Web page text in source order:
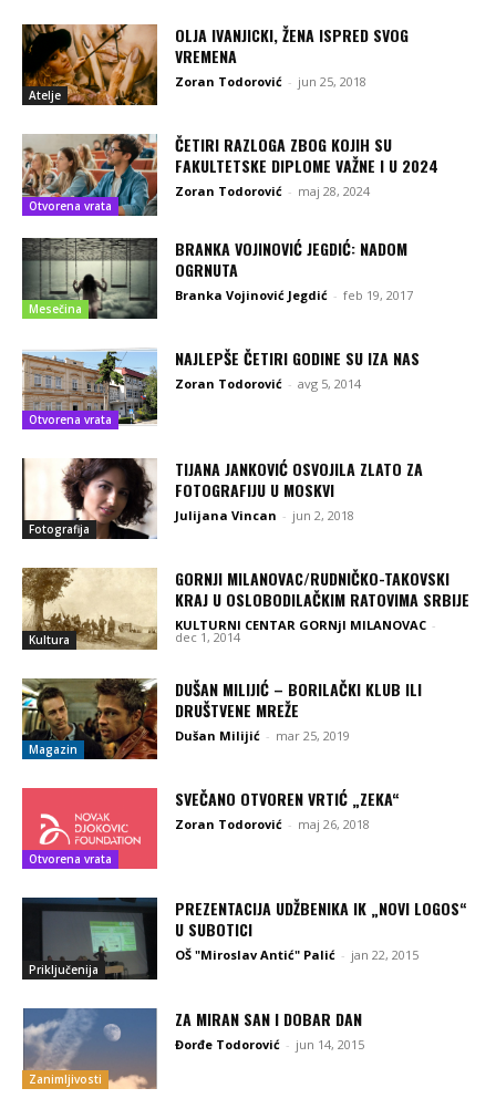
Atelje
OLJA IVANJICKI, ŽENA ISPRED SVOG
VREMENA
Zoran Todorović - jun 25, 2018
Otvorena vrata
ČETIRI RAZLOGA ZBOG KOJIH SU
FAKULTETSKE DIPLOME VAŽNE I U 2024
Zoran Todorović - maj 28, 2024
Mesečina
BRANKA VOJINOVIĆ JEGDIĆ: NADOM
OGRNUTA
Branka Vojinović Jegdić - feb 19, 2017
Otvorena vrata
NAJLEPŠE ČETIRI GODINE SU IZA NAS
Zoran Todorović - avg 5, 2014
Fotografija
TIJANA JANKOVIĆ OSVOJILA ZLATO ZA
FOTOGRAFIJU U MOSKVI
Julijana Vincan - jun 2, 2018
Kultura
GORNJI MILANOVAC/RUDNIČKO-TAKOVSKI
KRAJ U OSLOBODILAČKIM RATOVIMA SRBIJE
KULTURNI CENTAR GORNjI MILANOVAC -
dec 1, 2014
Magazin
DUŠAN MILIJIĆ – BORILAČKI KLUB ILI
DRUŠTVENE MREŽE
Dušan Milijić - mar 25, 2019
Otvorena vrata
SVEČANO OTVOREN VRTIĆ „ZEKA“
Zoran Todorović - maj 26, 2018
Priključenija
PREZENTACIJA UDŽBENIKA IK „NOVI LOGOS“
U SUBOTICI
OŠ "Miroslav Antić" Palić - jan 22, 2015
Zanimljivosti
ZA MIRAN SAN I DOBAR DAN
Đorđe Todorović - jun 14, 2015